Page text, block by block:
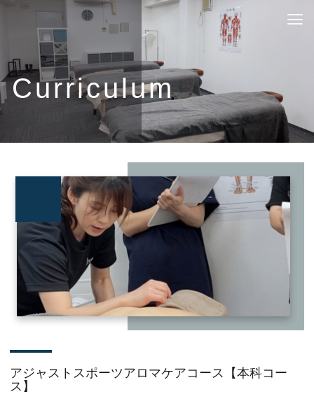
Curriculum
アジャストスポーツアロマケアコース【本科コー
ス】